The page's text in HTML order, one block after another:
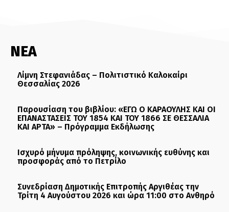
ΝΕΑ
Λίμνη Στεφανιάδας – Πολιτιστικό Καλοκαίρι
Θεσσαλίας 2026
Παρουσίαση του βιβλίου: «ΕΓΩ Ο ΚΑΡΑΟΥΛΗΣ ΚΑΙ ΟΙ
ΕΠΑΝΑΣΤΑΣΕΙΣ ΤΟΥ 1854 ΚΑΙ ΤΟΥ 1866 ΣΕ ΘΕΣΣΑΛΙΑ
ΚΑΙ ΑΡΤΑ» – Πρόγραμμα Εκδήλωσης
Ισχυρό μήνυμα πρόληψης, κοινωνικής ευθύνης και
προσφοράς από το Πετρίλο
Συνεδρίαση Δημοτικής Επιτροπής Αργιθέας την
Τρίτη 4 Αυγούστου 2026 και ώρα 11:00 στο Ανθηρό